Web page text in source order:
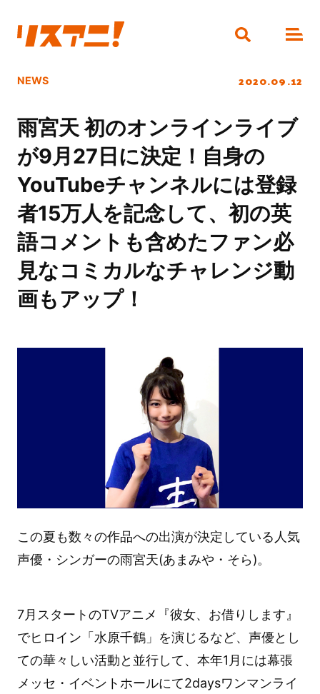
NEWS 2020.09.12
雨宮天 初のオンラインライブ
が9月27日に決定！自身の
YouTubeチャンネルには登録
者15万人を記念して、初の英
語コメントも含めたファン必
見なコミカルなチャレンジ動
画もアップ！
この夏も数々の作品への出演が決定している人気
声優・シンガーの雨宮天(あまみや・そら)。
7月スタートのTVアニメ『彼女、お借りします』
でヒロイン「水原千鶴」を演じるなど、声優とし
ての華々しい活動と並行して、本年1月には幕張
メッセ・イベントホールにて2daysワンマンライ